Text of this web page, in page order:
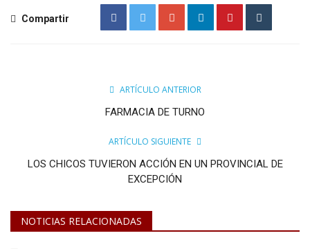
Compartir
ARTÍCULO ANTERIOR
FARMACIA DE TURNO
ARTÍCULO SIGUIENTE
LOS CHICOS TUVIERON ACCIÓN EN UN PROVINCIAL DE
EXCEPCIÓN
NOTICIAS RELACIONADAS